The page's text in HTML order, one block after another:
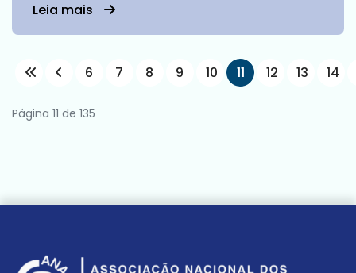
Leia mais
6 7 8 9 10 11 12 13 14
Página 11 de 135